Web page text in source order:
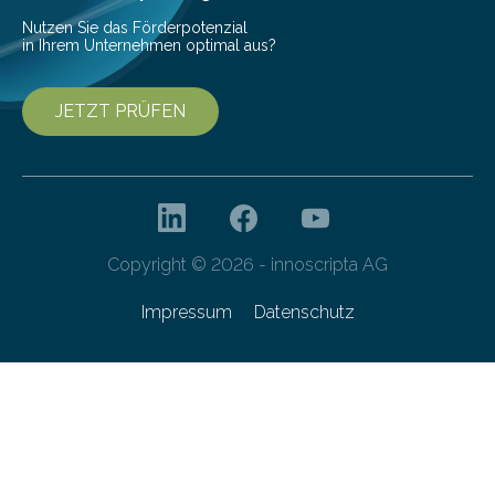
entwickelt. Mit nur…
Nutzen Sie das Förderpotenzial
in Ihrem Unternehmen optimal aus?
JETZT PRÜFEN
Copyright © 2026 - innoscripta AG
Impressum Datenschutz